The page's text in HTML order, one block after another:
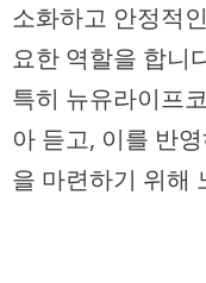
소화하고 안정적
요한 역할을 합니
특히 뉴유라이프
아 듣고, 이를 반
을 마련하기 위해